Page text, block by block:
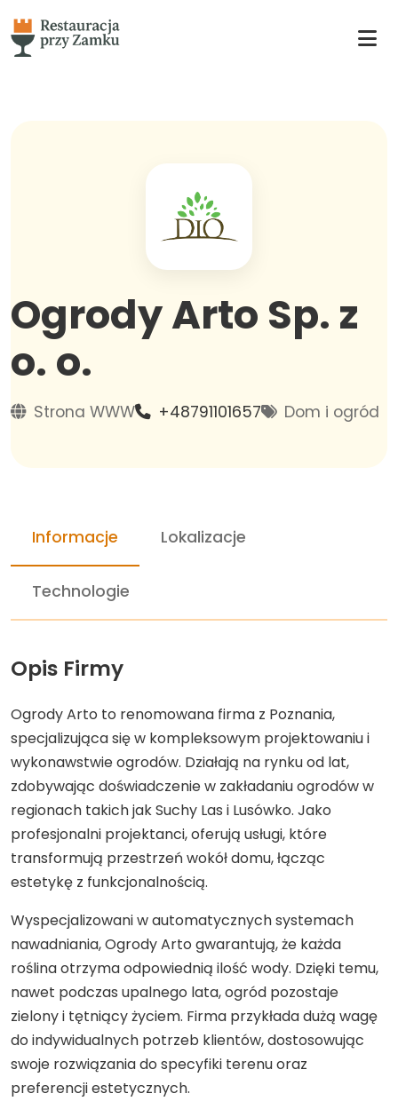
Ogrody Arto Sp. z
o. o.
Strona WWW +48791101657 Dom i ogród
Informacje Lokalizacje
Technologie
Opis Firmy
Ogrody Arto to renomowana firma z Poznania,
specjalizująca się w kompleksowym projektowaniu i
wykonawstwie ogrodów. Działają na rynku od lat,
zdobywając doświadczenie w zakładaniu ogrodów w
regionach takich jak Suchy Las i Lusówko. Jako
profesjonalni projektanci, oferują usługi, które
transformują przestrzeń wokół domu, łącząc
estetykę z funkcjonalnością.
Wyspecjalizowani w automatycznych systemach
nawadniania, Ogrody Arto gwarantują, że każda
roślina otrzyma odpowiednią ilość wody. Dzięki temu,
nawet podczas upalnego lata, ogród pozostaje
zielony i tętniący życiem. Firma przykłada dużą wagę
do indywidualnych potrzeb klientów, dostosowując
swoje rozwiązania do specyfiki terenu oraz
preferencji estetycznych.